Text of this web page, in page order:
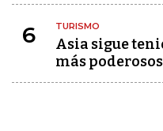
6 TURISMO
Asia sigue
más